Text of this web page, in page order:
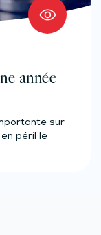
année
sur
péril le